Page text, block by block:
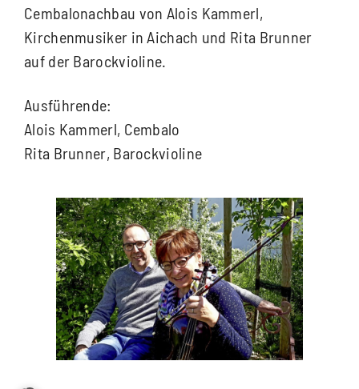
Cembalonachbau von Alois Kammerl,
Kirchenmusiker in Aichach und Rita Brunner
auf der Barockvioline.
Ausführende:
Alois Kammerl, Cembalo
Rita Brunner, Barockvioline